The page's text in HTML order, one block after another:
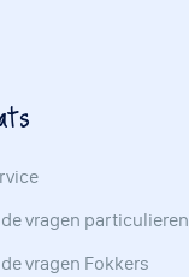
vragen particulieren
vragen Fokkers